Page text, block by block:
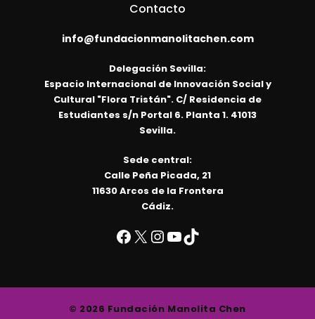
Contacto
info@fundacionmanolitachen.com
Delegación Sevilla:
Espacio Internacional de Innovación Social y
Cultural "Flora Tristán". C/ Residencia de
Estudiantes s/n Portal 6. Planta 1. 41013
Sevilla.
Sede central:
Calle Peña Picada, 21
11630 Arcos de la Frontera
Cádiz.
© 2026 Fundación Manolita Chen